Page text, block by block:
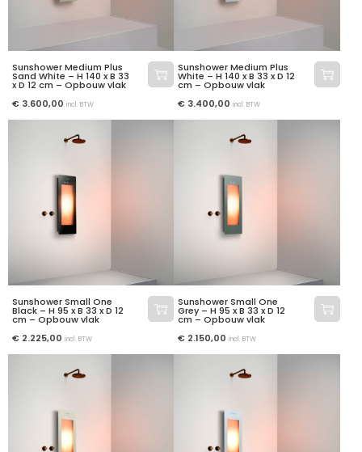
Sunshower Medium Plus
Sand White – H 140 x B 33
x D 12 cm – Opbouw vlak
€ 3.600,00 incl. BTW
Sunshower Medium Plus
White – H 140 x B 33 x D 12
cm – Opbouw vlak
€ 3.400,00 incl. BTW
Sunshower Small One
Black – H 95 x B 33 x D 12
cm – Opbouw vlak
€ 2.225,00 incl. BTW
Sunshower Small One
Grey – H 95 x B 33 x D 12
cm – Opbouw vlak
€ 2.150,00 incl. BTW